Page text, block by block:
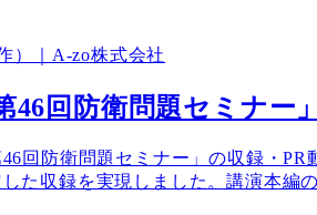
）｜A-zo株式会社
回防衛問題セミナー
回防衛問題セミナー」の収録・
た収録を実現しました。講演本編